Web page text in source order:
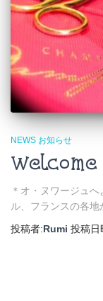
NEWS お知らせ
＊オ・ヌワージュ
ル、フランスの各地
投稿者:Rumi 投稿日